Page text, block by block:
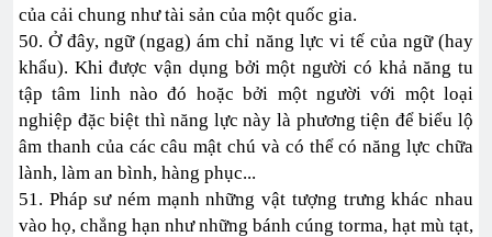
của cải chung như tài sản của một quốc gia.
50. Ở đây, ngữ (ngag) ám chỉ năng lực vi tế của ngữ (hay
khẩu). Khi được vận dụng bởi một người có khả năng tu
tập tâm linh nào đó hoặc bởi một người với một loại
nghiệp đặc biệt thì năng lực này là phương tiện để biểu lộ
âm thanh của các câu mật chú và có thể có năng lực chữa
lành, làm an bình, hàng phục...
51. Pháp sư ném mạnh những vật tượng trưng khác nhau
vào họ, chẳng hạn như những bánh cúng torma, hạt mù tạt,